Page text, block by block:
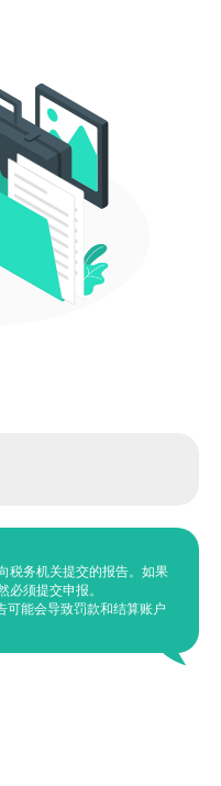
税务机关提交的报告。如果
必须提交申报。
可能会导致罚款和结算账户